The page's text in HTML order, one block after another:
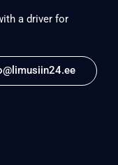
a driver for